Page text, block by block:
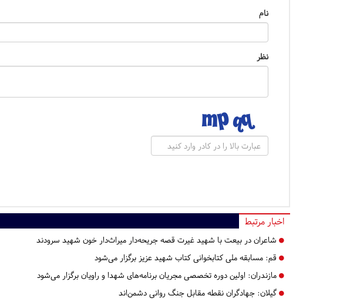
نام
نظر
اخبار مرتبط
شاعران در بیعت با شهید غیرت قصه جریحه‌دار میراث‌دار خون شهید سرودند
قم: مسابقه ملی کتابخوانی کتاب شهید عزیز برگزار می‌شود
مازندران: اولین دوره تخصصی مجریان برنامه‌های شهدا و راویان برگزار می‌شود
گیلان: جهادگران نقطه مقابل جنگ روانی دشمن‌اند